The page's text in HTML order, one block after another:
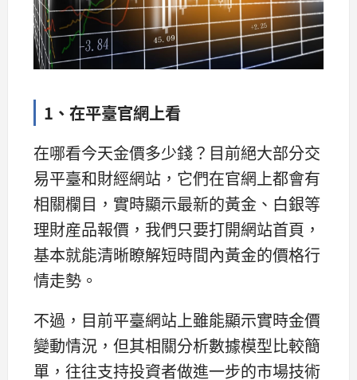
1、在平臺官網上看
在哪看今天金價多少錢？目前絕大部分交
易平臺和財經網站，它們在官網上都會有
相關欄目，實時顯示最新的黃金、白銀等
理財産品報價，我們只要打開網站首頁，
基本就能清晰瞭解短時間內黃金的價格行
情走勢。
不過，目前平臺網站上雖能顯示實時金價
變動情況，但其相關分析數據模型比較簡
單，往往支持投資者做進一步的市場技術